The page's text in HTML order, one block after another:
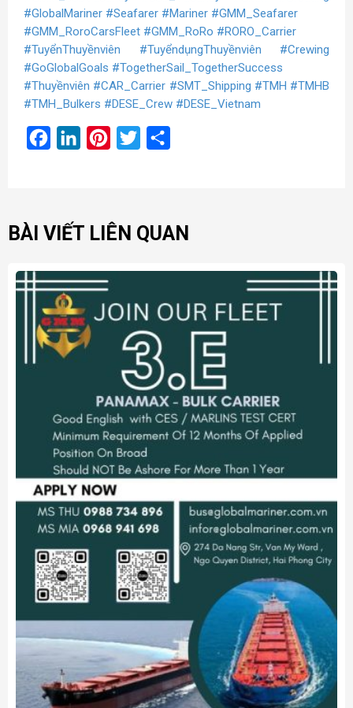
#GlobalMariner #Seafarer #Mariner #GMM_Seafarer
#GMM_RoroCarsFleet #GMM_RoRo #RORO_Carrier
#TuyểnThuyềnviên
#TuyểndụngThuyềnviên
#Crewing
#GoGlobalGoals #TogetherSail_TogetherSuccess
#Thuyềnviên #CAR_Carrier #SMT_Shipping #TMH #TMHB
#TMH_Bulkers #DESE_Crew #DESE_Vietnam
FacebookLinkedInPinterest
Twitter
BÀI VIẾT LIÊN QUAN